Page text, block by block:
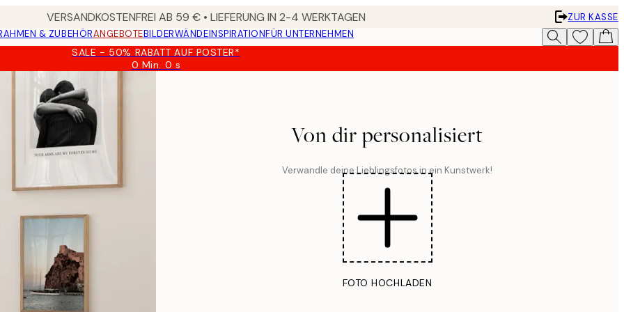
VERSANDKOSTENFREI AB 59 € • LIEFERUNG IN 2-4 WERKTAGEN
ZUR KASSE
& ZUBEHÖRANGEBOTEBILDERWÄNDEINSPIRATIONFÜR UNTERNEHMEN
SALE - 50% RABATT AUF POSTER*
0 Min. 0 s
Gültig
Von dir personalisiert
Verwandle deine Lieblingsfotos in ein Kunstwerk!
FOTO HOCHLADEN